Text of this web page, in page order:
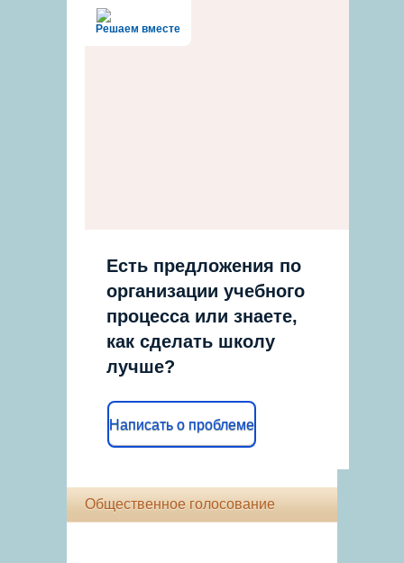
Решаем вместе
Есть предложения по
организации учебного
процесса или знаете,
как сделать школу
лучше?
Написать о проблеме
Общественное голосование